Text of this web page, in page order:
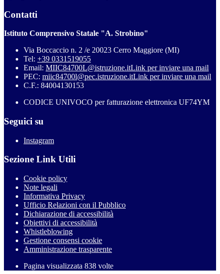
Contatti
Istituto Comprensivo Statale "A. Strobino"
Via Boccaccio n. 2 /e 20023 Cerro Maggiore (MI)
Tel: +39 0331519055
Email: MIIC84700L@istruzione.itLink per inviare una mail
PEC: miic84700l@pec.istruzione.itLink per inviare una mail
C.F.: 84004130153
CODICE UNIVOCO per fatturazione elettronica UF74YM
Seguici su
Instagram
Sezione Link Utili
Cookie policy
Note legali
Informativa Privacy
Ufficio Relazioni con il Pubblico
Dichiarazione di accessibilità
Obiettivi di accessibilità
Whistleblowing
Gestione consensi cookie
Amministrazione trasparente
Pagina visualizzata 838 volte